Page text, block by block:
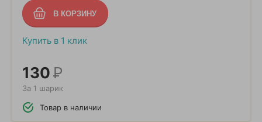
Купить в 1 клик
130Р
За 1 шарик
Товар в наличии